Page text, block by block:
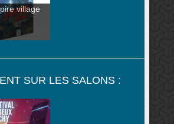
village
SUR LES SALONS :